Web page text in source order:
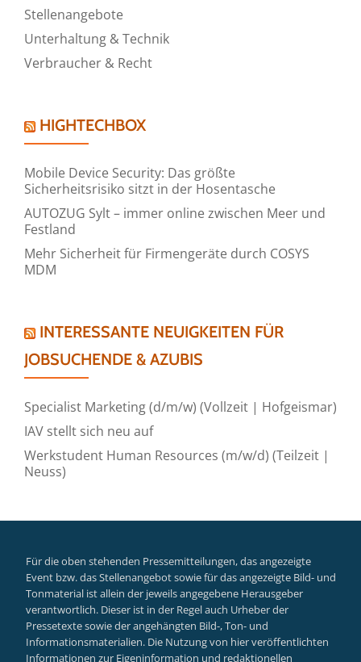
Stellenangebote
Unterhaltung & Technik
Verbraucher & Recht
HIGHTECHBOX
Mobile Device Security: Das größte
Sicherheitsrisiko sitzt in der Hosentasche
AUTOZUG Sylt – immer online zwischen Meer und
Festland
Mehr Sicherheit für Firmengeräte durch COSYS
MDM
INTERESSANTE NEUIGKEITEN FÜR
JOBSUCHENDE & AZUBIS
Specialist Marketing (d/m/w) (Vollzeit | Hofgeismar)
IAV stellt sich neu auf
Werkstudent Human Resources (m/w/d) (Teilzeit |
Neuss)
Für die oben stehenden Pressemitteilungen, das angezeigte
Event bzw. das Stellenangebot sowie für das angezeigte Bild- und
Tonmaterial ist allein der jeweils angegebene Herausgeber
verantwortlich. Dieser ist in der Regel auch Urheber der
Pressetexte sowie der angehängten Bild-, Ton- und
Informationsmaterialien. Die Nutzung von hier veröffentlichten
Informationen zur Eigeninformation und redaktionellen